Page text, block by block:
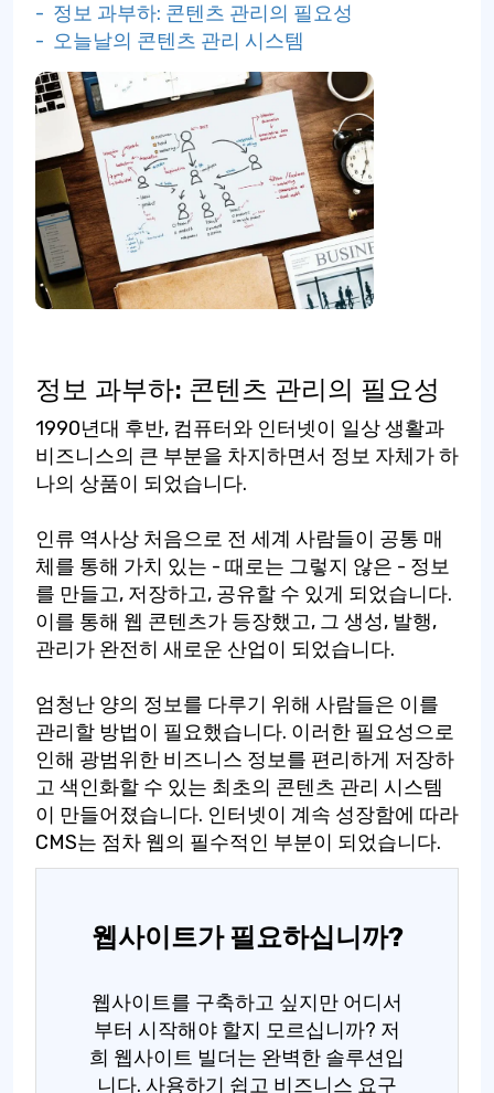
- 정보 과부하: 콘텐츠 관리의 필요성
- 오늘날의 콘텐츠 관리 시스템
정보 과부하: 콘텐츠 관리의 필요성
1990년대 후반, 컴퓨터와 인터넷이 일상 생활과
비즈니스의 큰 부분을 차지하면서 정보 자체가 하
나의 상품이 되었습니다.
인류 역사상 처음으로 전 세계 사람들이 공통 매
체를 통해 가치 있는 - 때로는 그렇지 않은 - 정보
를 만들고, 저장하고, 공유할 수 있게 되었습니다.
이를 통해 웹 콘텐츠가 등장했고, 그 생성, 발행,
관리가 완전히 새로운 산업이 되었습니다.
엄청난 양의 정보를 다루기 위해 사람들은 이를
관리할 방법이 필요했습니다. 이러한 필요성으로
인해 광범위한 비즈니스 정보를 편리하게 저장하
고 색인화할 수 있는 최초의 콘텐츠 관리 시스템
이 만들어졌습니다. 인터넷이 계속 성장함에 따라
CMS는 점차 웹의 필수적인 부분이 되었습니다.
웹사이트가 필요하십니까?
웹사이트를 구축하고 싶지만 어디서
부터 시작해야 할지 모르십니까? 저
희 웹사이트 빌더는 완벽한 솔루션입
니다. 사용하기 쉽고 비즈니스 요구